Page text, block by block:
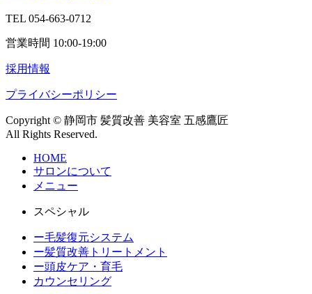
TEL 054-663-0712
営業時間 10:00-19:00
採用情報
プライバシーポリシー
Copyright © 静岡市 髪質改善 美容室 五感鷹匠
All Rights Reserved.
HOME
サロンについて
メニュー
スペシャル
ー毛髪復元システム
ー髪質改善トリートメント
ー頭皮ケア・育毛
カウンセリング